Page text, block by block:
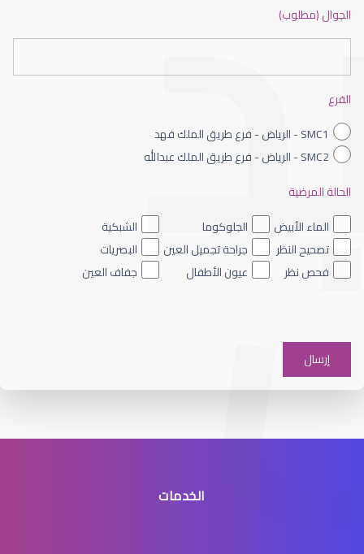
الماء الأزرق داخل العين
الماء الأزرق في العيون
الجوال (مطلوب)
الفرع
SMC1 - الرياض - فرع طريق الملك فهد
SMC2 - الرياض - فرع طريق الملك عبدالله
الحالة المرضية
الماء الأبيض
الجلوكوما
الشبكية
تصحيح النظر
جراحة تجميل العين
البصريات
فحص نظر
عيون الأطفال جفاف العين
الخدمات